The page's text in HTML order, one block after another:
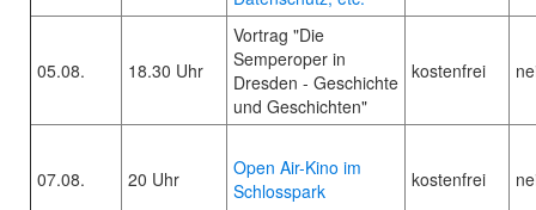
05.08. 18.30 Uhr
Vortrag "Die
Semperoper in
Dresden - Geschichte
und Geschichten"
kostenfrei
07.08. 20 Uhr
Open Air-Kino im
Schlosspark
kostenfrei